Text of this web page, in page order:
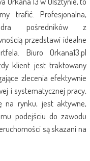
trafić. Profesjonalna,
pośredników z
przedstawi idealne
Biuro Orkana13.pl
klient jest traktowany
zlecenia efektywnie
i systematycznej pracy,
na rynku, jest aktywne,
podejściu do zawodu
są skazani na